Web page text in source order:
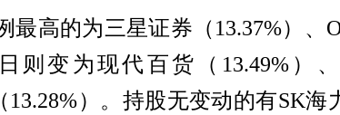
高的为三星证券（13.37%）、
则变为现代百货（13.49%）
）。持股无变动的有SK